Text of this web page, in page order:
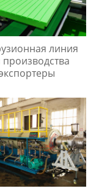
линия
производства